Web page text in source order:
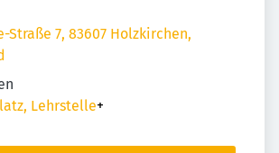
Straße 7, 83607 Holzkirchen,
Lehrstelle+